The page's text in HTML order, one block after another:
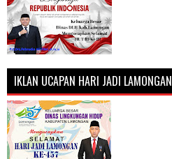
IKLAN UCAPAN HARI JADI LAMONGAN